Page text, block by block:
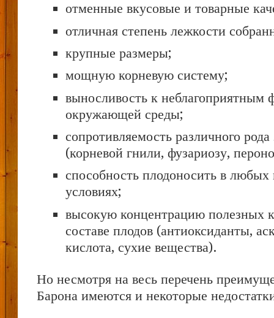
отменные вкусовые и товарные
отличная степень лежкости
крупные размеры;
мощную корневую систему;
выносливость к неблагоприятным
окружающей среды;
сопротивляемость различного
(корневой гнили, фузариозу,
способность плодоносить в любых
условиях;
высокую концентрацию полезных
составе плодов (антиоксиданты,
кислота, сухие вещества).
Но несмотря на весь перечень
Барона имеются и некоторые